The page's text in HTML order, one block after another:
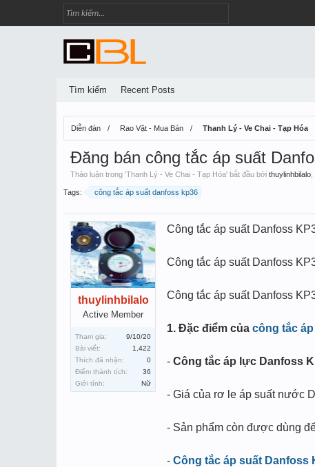
Diễn đàn Rao Vặt - Mua Bán Thanh Lý - Ve Chai - Tạp Hóa
Đăng bán công tắc áp suất
Thảo luận trong 'Thanh Lý - Ve Chai - Tạp Hóa' bắt đầu bởi thuylinhbilalo
Tags: công tắc áp suất danfoss kp36
thuylinhbilalo
Active Member
Tham gia:
9/10/20
Bài viết:
1,422
Thích đã nhận:
0
Điểm thành tích:
36
Giới tính:
Nữ
Công tắc áp suất Danfoss
Công tắc áp suất Danfoss
Công tắc áp suất Danfoss
1. Đặc điểm của công tắc
- Công tắc áp lực Danfoss
- Giá của rơ le áp suất nước
- Sản phẩm còn được dùng
- Công tắc áp suất Danfoss
Tìm kiếm Recent Posts